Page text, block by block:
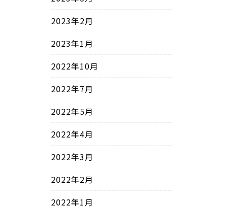
2023年2月
2023年1月
2022年10月
2022年7月
2022年5月
2022年4月
2022年3月
2022年2月
2022年1月